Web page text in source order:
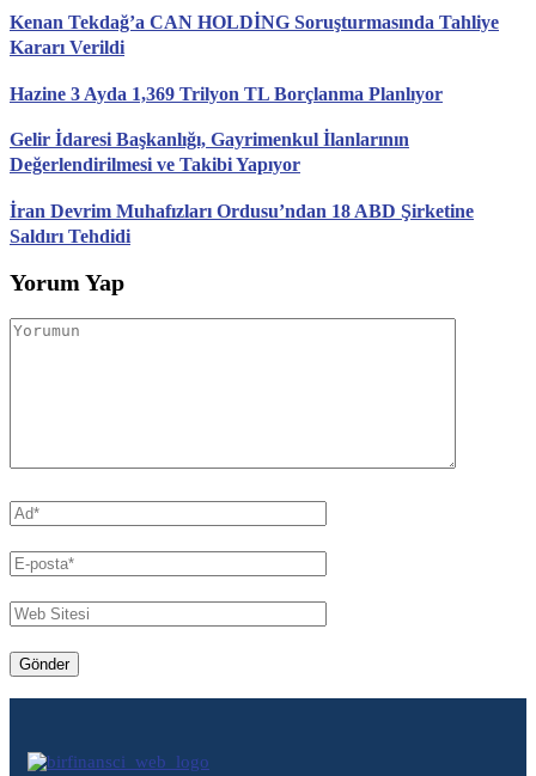
Kenan Tekdağ’a CAN HOLDİNG Soruşturmasında Tahliye
Kararı Verildi
Hazine 3 Ayda 1,369 Trilyon TL Borçlanma Planlıyor
Gelir İdaresi Başkanlığı, Gayrimenkul İlanlarının
Değerlendirilmesi ve Takibi Yapıyor
İran Devrim Muhafızları Ordusu’ndan 18 ABD Şirketine
Saldırı Tehdidi
Yorum Yap